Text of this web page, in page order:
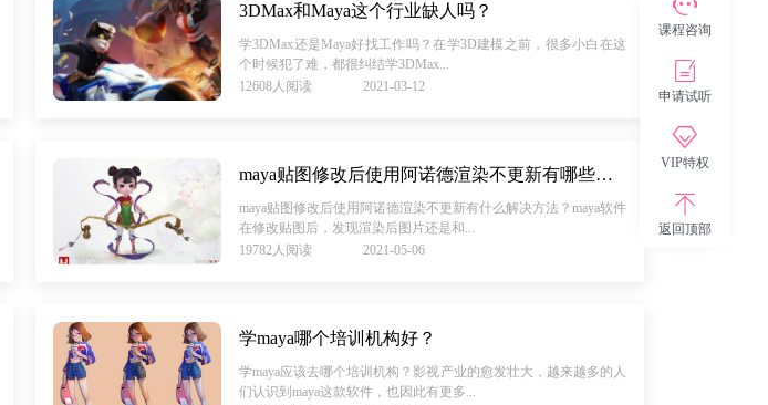
3DMax和Maya这个行业缺人吗？
学3DMax还是Maya好找工作吗？在学3D建模之前，很多小白在这
个时候犯了难，都很纠结学3DMax...
12608人阅读
2021-03-12
maya贴图修改后使用阿诺德渲染不更新有哪些解决方法？
maya贴图修改后使用阿诺德渲染不更新有什么解决方法？maya软件
在修改贴图后，发现渲染后图片还是和...
19782人阅读
2021-05-06
学maya哪个培训机构好？
学maya应该去哪个培训机构？影视产业的愈发壮大，越来越多的人
们认识到maya这款软件，也因此有更多...
课程咨询
申请试听
VIP特权
返回顶部